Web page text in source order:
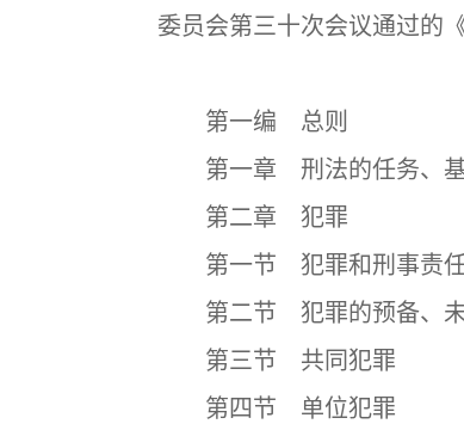
委员会第三十次会议通过的
目
第一编 总则
第一章 刑法的任务、基
第二章 犯罪
第一节 犯罪和刑事责
第二节 犯罪的预备、未
第三节 共同犯罪
第四节 单位犯罪